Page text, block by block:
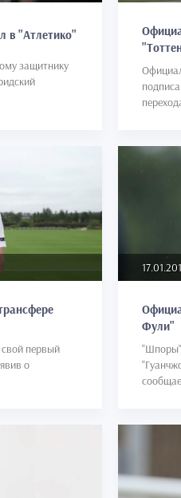
в "Атлетико"
защитнику
первый
о
Фули"
"Шпоры"